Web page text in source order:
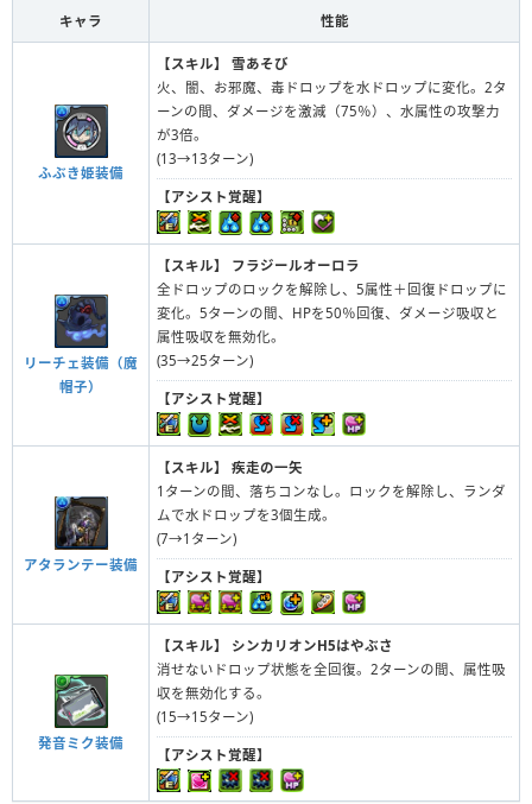
キャラ 性能
ふぶき姫装備
【スキル】
雪あそび
火、闇、お邪魔、毒ドロップを水ドロップに変化。2タ
ーンの間、ダメージを激減（75％）、水属性の攻撃力
が3倍。
(13→13ターン)
【アシスト覚醒】
リーチェ装備（魔
帽子）
【スキル】
フラジールオーロラ
全ドロップのロックを解除し、5属性＋回復ドロップに
変化。5ターンの間、HPを50％回復、ダメージ吸収と
属性吸収を無効化。
(35→25ターン)
【アシスト覚醒】
アタランテー装備
【スキル】
疾走の一矢
1ターンの間、落ちコンなし。ロックを解除し、ランダ
ムで水ドロップを3個生成。
(7→1ターン)
【アシスト覚醒】
発音ミク装備
【スキル】
シンカリオンH5はやぶさ
消せないドロップ状態を全回復。2ターンの間、属性吸
収を無効化する。
(15→15ターン)
【アシスト覚醒】